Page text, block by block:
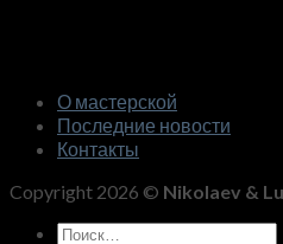
О мастерской
Последние новости
Контакты
Copyright 2026 © Nikolaev &
Искать: